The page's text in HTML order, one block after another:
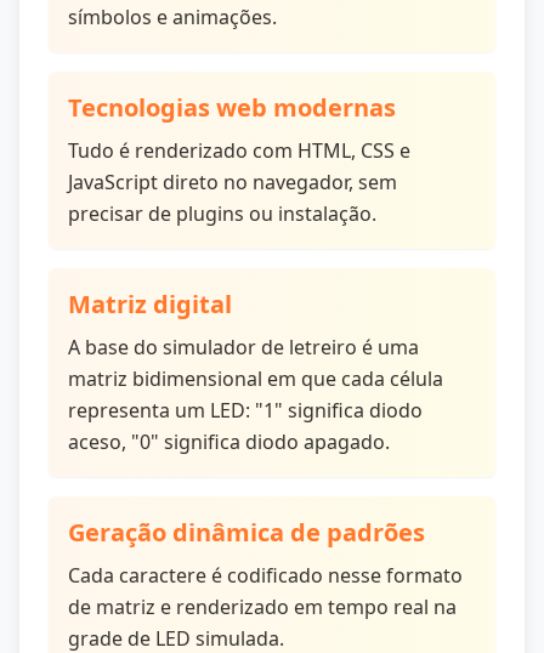
símbolos e animações.
Tecnologias web modernas
Tudo é renderizado com HTML, CSS e
JavaScript direto no navegador, sem
precisar de plugins ou instalação.
Matriz digital
A base do simulador de letreiro é uma
matriz bidimensional em que cada célula
representa um LED: "1" significa diodo
aceso, "0" significa diodo apagado.
Geração dinâmica de padrões
Cada caractere é codificado nesse formato
de matriz e renderizado em tempo real na
grade de LED simulada.